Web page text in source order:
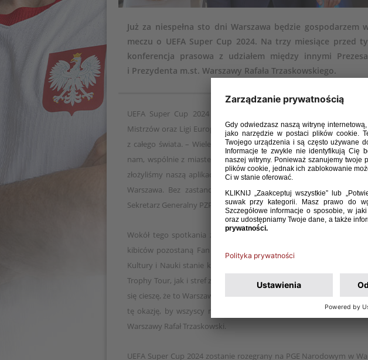
Już za niespełna sto dni Warszawa będzie gospodarzem
meczu o UEFA Super Cup 2024. Na trzy miesiące przed
konferencja prasowa z udziałem między innymi
i Prezydenta m.st. Warszawy Rafała Trzaskowskiego.
UEFA Super Cup 2024 będzie spotkaniem, w którym zmierzą
Mistrzów oraz Ligi Europy. To wielkie, piłkarskie święto, które z
z całego świata. – Wiele federacji chciało zorganizować tak duże
nam, wspólnie z miastem stołecznym Warszawą – powiedział
złożyliśmy naszą aplikację, UEFA odpowiedziała jednoznacznie:
Warszawa. Bez zastanowienia zgodziliśmy się z tą
Sekretarz Generalny PZPN.
Wokół tego spotkania zorganizowane zostanie mnóstwo atrakcji
kibiców pozostaną Fan Meeting Points (miejsca spotkań dla fanów
Kultury i Nauki stanie kilkumetrowa replika trofeum, o które zagrają
Trophy Tour, jak i stref z dodatkowymi atrakcjami, które będą
się cieszę, że to Warszawa będzie gospodarzem tego wydarzenia.
tę okazję, by wszyscy mieli fantastyczne wspomnienia z tego dnia
Warszawy Rafał Trzaskowski.
UEFA Super Cup 2024 zostanie rozegrany na PGE Narodowym w